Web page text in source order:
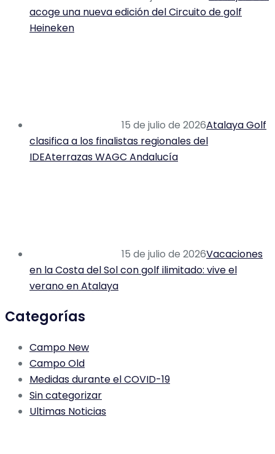
acoge una nueva edición del Circuito de golf
Heineken
15 de julio de 2026Atalaya Golf
clasifica a los finalistas regionales del
IDEAterrazas WAGC Andalucía
15 de julio de 2026Vacaciones
en la Costa del Sol con golf ilimitado: vive el
verano en Atalaya
Categorías
Campo New
Campo Old
Medidas durante el COVID-19
Sin categorizar
Ultimas Noticias